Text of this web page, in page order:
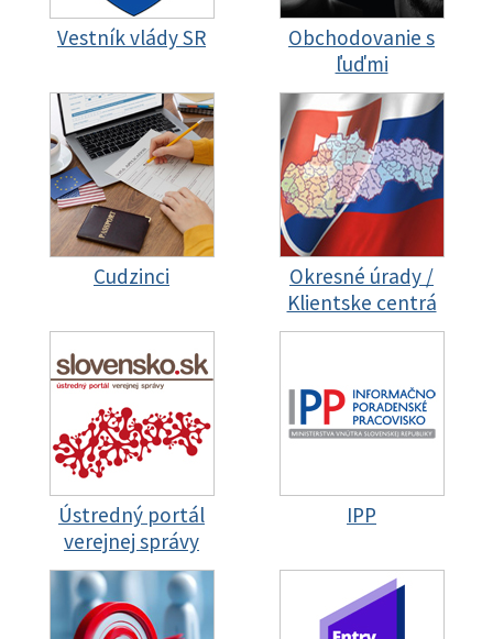
Vestník vlády SR
Obchodovanie s
ľuďmi
Cudzinci
Okresné úrady /
Klientske centrá
Ústredný portál
verejnej správy
IPP